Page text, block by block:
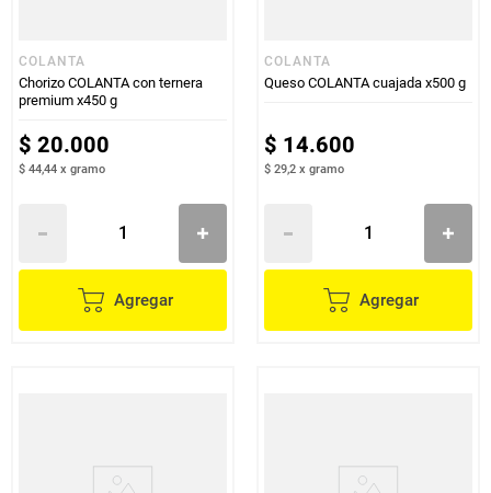
COLANTA
Chorizo COLANTA con ternera
premium x450 g
$ 20.000
$ 44,44 x gramo
Agregar
COLANTA
Queso COLANTA cuajada x500 g
$ 14.600
$ 29,2 x gramo
Agregar